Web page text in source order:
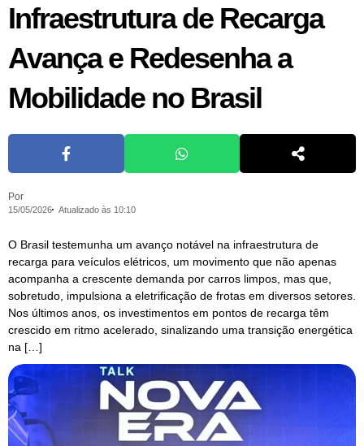
Infraestrutura de Recarga
Avança e Redesenha a
Mobilidade no Brasil
Por
15/05/2026 Atualizado às 10:10
O Brasil testemunha um avanço notável na infraestrutura de
recarga para veículos elétricos, um movimento que não apenas
acompanha a crescente demanda por carros limpos, mas que,
sobretudo, impulsiona a eletrificação de frotas em diversos setores.
Nos últimos anos, os investimentos em pontos de recarga têm
crescido em ritmo acelerado, sinalizando uma transição energética
na […]